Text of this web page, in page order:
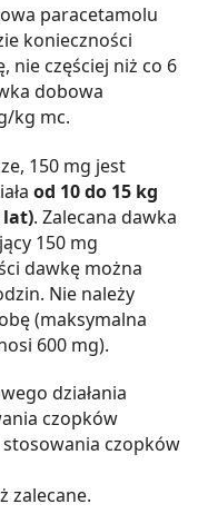
paracetamolu
konieczności
nie częściej niż co 6
dobowa
kg mc.
150 mg jest
od 10 do 15 kg
lat). Zalecana dawka
150 mg
dawkę można
Nie należy
(maksymalna
600 mg).
działania
czopków
stosowania czopków
zalecane.